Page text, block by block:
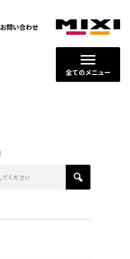
全てのメニュー
お問い合わせ